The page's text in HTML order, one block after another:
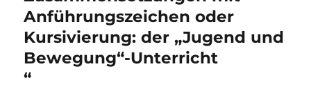
Anführungszeichen oder
Kursivierung: der „Jugend und
Bewegung“-Unterricht
“